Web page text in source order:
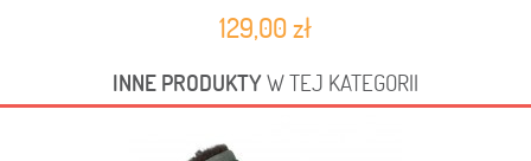
129,00 zł
INNE PRODUKTYW TEJ KATEGORII